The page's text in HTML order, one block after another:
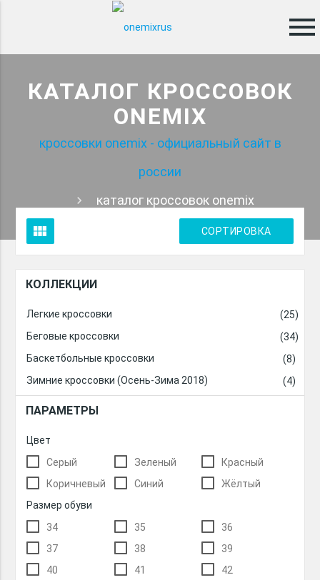
menu
КАТАЛОГ КРОССОВОК
ONEMIX
кроссовки onemix - официальный сайт в
россии
каталог кроссовок onemix
view_module СОРТИРОВКА
КОЛЛЕКЦИИ
Легкие кроссовки
Беговые кроссовки
Баскетбольные кроссовки
Зимние кроссовки (Осень-Зима 2018)
ПАРАМЕТРЫ
Цвет
Серый
Зеленый
Красный
Коричневый
Синий
Жёлтый
Размер обуви
34
35
36
37
38
39
40
41
42